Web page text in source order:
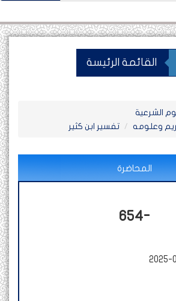
القائمة الرئيسة
الشرعية
وعلومه
تفسير ابن كثير
المحاضرة
654-
2025-